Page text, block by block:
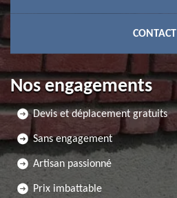
CONTACT
Nos engagements
Devis et déplacement gratuits
Sans engagement
Artisan passionné
Prix imbattable